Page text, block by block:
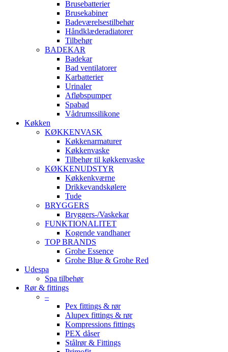
Brusebatterier
Brusekabiner
Badeværelsestilbehør
Håndklæderadiatorer
Tilbehør
BADEKAR
Badekar
Bad ventilatorer
Karbatterier
Urinaler
Afløbspumper
Spabad
Vådrumssilikone
Køkken
KØKKENVASK
Køkkenarmaturer
Køkkenvaske
Tilbehør til køkkenvaske
KØKKENUDSTYR
Køkkenkværne
Drikkevandskølere
Tude
BRYGGERS
Bryggers-/Vaskekar
FUNKTIONALITET
Kogende vandhaner
TOP BRANDS
Grohe Essence
Grohe Blue & Grohe Red
Udespa
Spa tilbehør
Rør & fittings
–
Pex fittings & rør
Alupex fittings & rør
Kompressions fittings
PEX dåser
Stålrør & Fittings